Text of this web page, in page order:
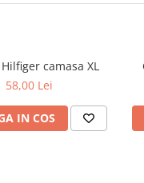
Tommy Hilfiger camasa XL
58,00 Lei
IN COS